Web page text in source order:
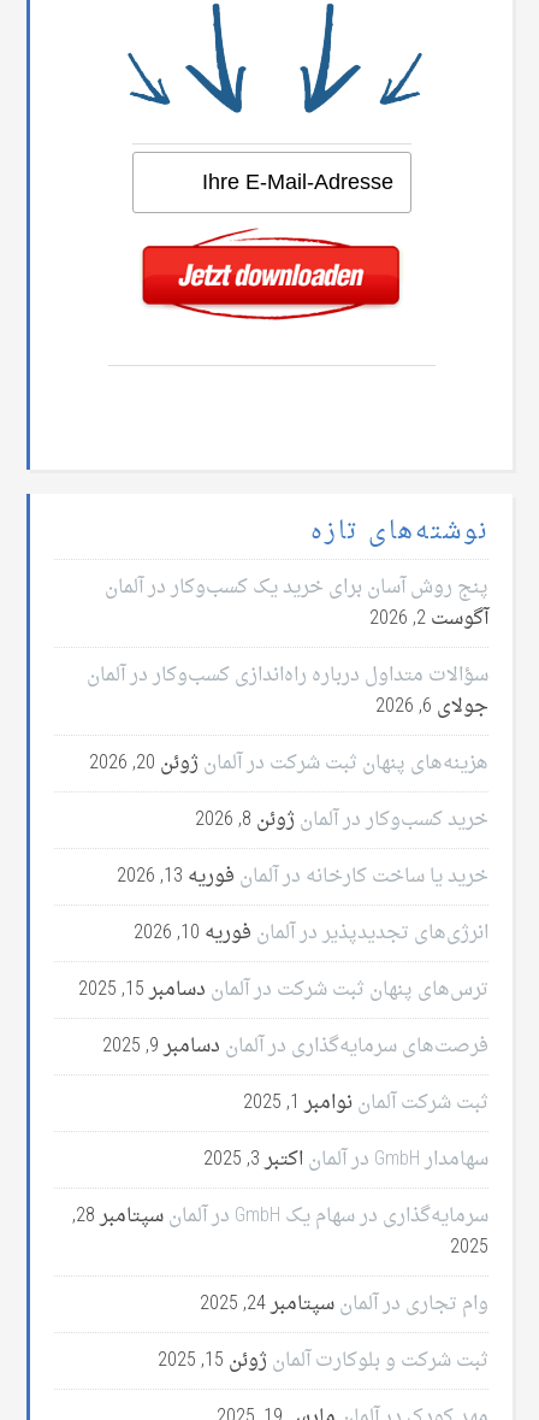
نوشته‌های تازه
پنج روش آسان برای خرید یک کسب‌وکار در آلمان
آگوست 2, 2026
سؤالات متداول درباره راه‌اندازی کسب‌وکار در آلمان
جولای 6, 2026
هزینه‌های پنهان ثبت شرکت در آلمان ژوئن 20, 2026
خرید کسب‌وکار در آلمان ژوئن 8, 2026
خرید یا ساخت کارخانه در آلمان فوریه 13, 2026
انرژی‌های تجدیدپذیر در آلمان فوریه 10, 2026
ترس‌های پنهان ثبت شرکت در آلمان دسامبر 15, 2025
فرصت‌های سرمایه‌گذاری در آلمان دسامبر 9, 2025
ثبت شرکت آلماننوامبر 1, 2025
سهامدار GmbH در آلمان
اکتبر 3, 2025
سرمایه‌گذاری در سهام یک GmbH در آلمان
سپتامبر 28,
2025
وام تجاری در آلمانسپتامبر 24, 2025
ثبت شرکت و بلوکارت آلمان ژوئن 15, 2025